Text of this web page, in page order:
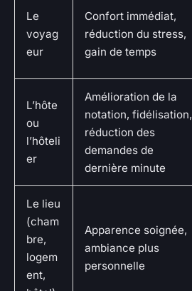
Le
voyag
eur
Confort immédiat,
réduction du stress,
gain de temps
L’hôte
ou
l’hôteli
er
Amélioration de la
notation, fidélisation,
réduction des
demandes de
dernière minute
Le lieu
(cham
bre,
logem
ent,
Apparence soignée,
ambiance plus
personnelle